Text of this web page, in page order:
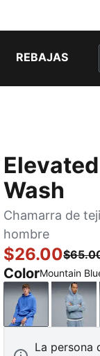
REBAJAS
Wash
Chamarra de
hombre
$26.00
ColorMountain
Mountain Blue
Cool
La persona